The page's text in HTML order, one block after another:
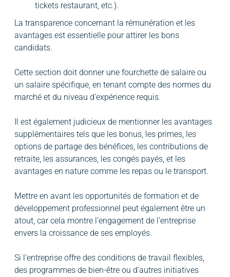
tickets restaurant, etc.).
La transparence concernant la rémunération et les
avantages est essentielle pour attirer les bons
candidats.
Cette section doit donner une fourchette de salaire ou
un salaire spécifique, en tenant compte des normes du
marché et du niveau d’expérience requis.
Il est également judicieux de mentionner les avantages
supplémentaires tels que les bonus, les primes, les
options de partage des bénéfices, les contributions de
retraite, les assurances, les congés payés, et les
avantages en nature comme les repas ou le transport.
Mettre en avant les opportunités de formation et de
développement professionnel peut également être un
atout, car cela montre l’engagement de l’entreprise
envers la croissance de ses employés.
Si l’entreprise offre des conditions de travail flexibles,
des programmes de bien-être ou d’autres initiatives